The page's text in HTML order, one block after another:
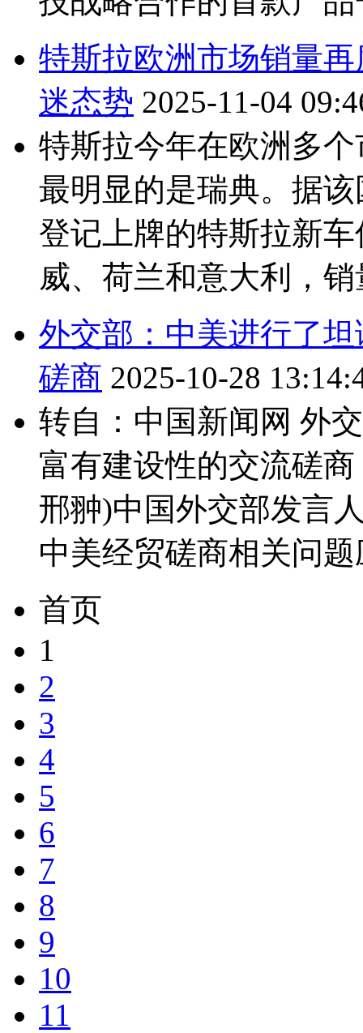
特斯拉欧洲市场销量
迷态势 2025-11-04
特斯拉今年在欧洲多
最明显的是瑞典。据
登记上牌的特斯拉新
威、荷兰和意大利，
外交部：中美进行了
磋商 2025-10-28
转自：中国新闻网 外
富有建设性的交流磋
邢翀)中国外交部发言
中美经贸磋商相关问题
首页
1
2
3
4
5
6
7
8
9
10
11